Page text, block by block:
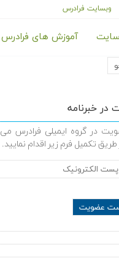
وبسایت فرادرس
آموزش های فرادرس
در خبرنامه
در گروه ایمیلی فرادرس می
طریق تکمیل فرم زیر اقدام نمایید.